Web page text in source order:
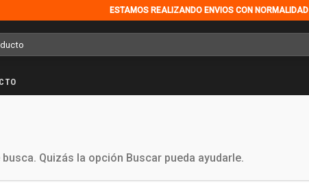
ESTAMOS REALIZANDO ENVIOS CON NORMALIDAD
Quizás la opción Buscar pueda ayudarle.